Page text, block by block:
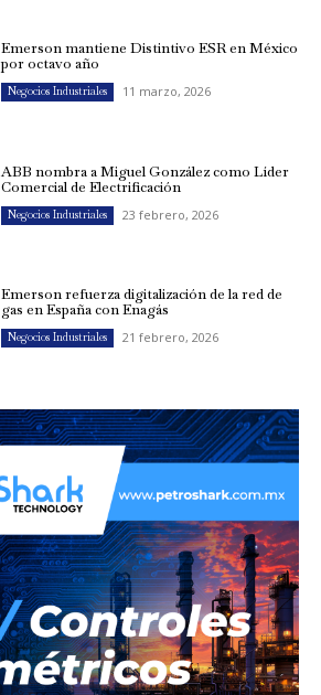
Emerson mantiene Distintivo ESR en México
por octavo año
Negocios Industriales 11 marzo, 2026
ABB nombra a Miguel González como Líder
Comercial de Electrificación
Negocios Industriales 23 febrero, 2026
Emerson refuerza digitalización de la red de
gas en España con Enagás
Negocios Industriales 21 febrero, 2026